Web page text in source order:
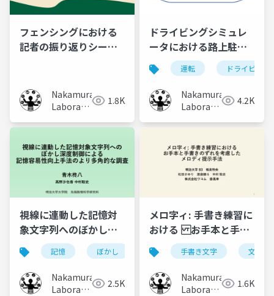
フェンシングにおける
記者の振り返りシーン
Nakamura
Laboratory
University)
1.8K
ドライビングシミュレ
ータにおける路上駐車
による道路幅の変化が
運転に及ぼす影響
運転 ドライビング
Nakamura
Laboratory
4.2K
視線に連動した記憶対
象文字列へのぼかし深
度操作による記憶容易
性向上手法のより多角
的な調査
記憶 ぼかし 非流暢性効果 視線
Nakamura
Laboratory
2.5K
メロ字ィ: 手書き練習に
おける お手本と手書
きのずれを考慮した
メロディ提示手法
手書き文字 文字教
Nakamura
Laboratory
1.6K